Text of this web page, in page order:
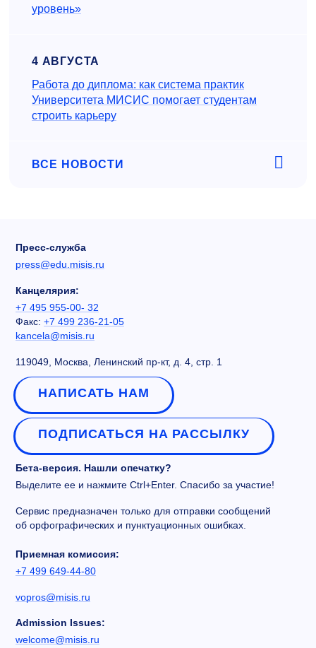
уровень»
4 АВГУСТА
Работа до диплома: как система практик
Университета МИСИС помогает студентам
строить карьеру
ВСЕ НОВОСТИ
Пресс-служба
press@edu.misis.ru
Канцелярия:
+7 495 955-00- 32
Факс: +7 499 236-21-05
kancela@misis.ru
119049, Москва, Ленинский пр-кт, д. 4, стр. 1
НАПИСАТЬ НАМ
ПОДПИСАТЬСЯ НА РАССЫЛКУ
Бета-версия. Нашли опечатку?
Выделите ее и нажмите Ctrl+Enter. Спасибо за участие!
Сервис предназначен только для отправки сообщений
об орфографических и пунктуационных ошибках.
Приемная комиссия:
+7 499 649-44-80
vopros@misis.ru
Admission Issues:
welcome@misis.ru